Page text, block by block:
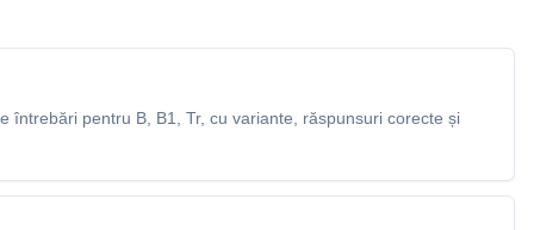
întrebări pentru B, B1, Tr, cu variante, răspunsuri corecte și